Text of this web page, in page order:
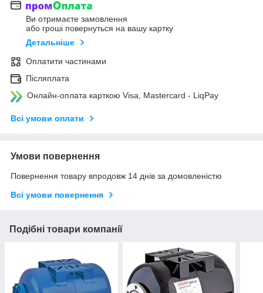
Ви отримаєте замовлення
або гроші повернуться на вашу картку
Детальніше
Оплатити частинами
Післяплата
Онлайн-оплата карткою Visa, Mastercard - LiqPay
Всі умови оплати
Умови повернення
Повернення товару впродовж 14 днів за домовленістю
Всі умови повернення
Подібні товари компанії